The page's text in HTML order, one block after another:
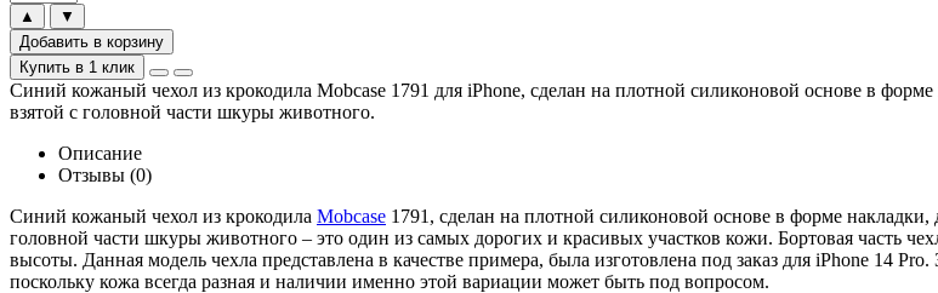
▲
▼
Добавить в корзину
Купить в 1 клик
Синий кожаный чехол из крокодила Mobcase 1791 для iPhone, сделан на плотной силиконовой основе в
взятой с головной части шкуры животного.
Описание
Отзывы (0)
Синий кожаный чехол из крокодила Mobcase 1791, сделан на плотной силиконовой основе в форме
головной части шкуры животного – это один из самых дорогих и красивых участков кожи. Бортовая часть
высоты. Данная модель чехла представлена в качестве примера, была изготовлена под заказ для iPhone 14
поскольку кожа всегда разная и наличии именно этой вариации может быть под вопросом.